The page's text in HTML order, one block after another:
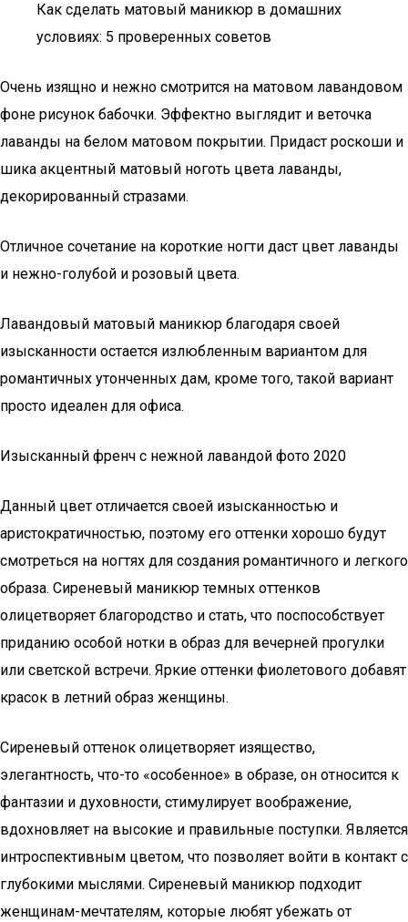
Как сделать матовый маникюр в домашних
условиях: 5 проверенных советов
Очень изящно и нежно смотрится на матовом лавандовом
фоне рисунок бабочки. Эффектно выглядит и веточка
лаванды на белом матовом покрытии. Придаст роскоши и
шика акцентный матовый ноготь цвета лаванды,
декорированный стразами.
Отличное сочетание на короткие ногти даст цвет лаванды
и нежно-голубой и розовый цвета.
Лавандовый матовый маникюр благодаря своей
изысканности остается излюбленным вариантом для
романтичных утонченных дам, кроме того, такой вариант
просто идеален для офиса.
Изысканный френч с нежной лавандой фото 2020
Данный цвет отличается своей изысканностью и
аристократичностью, поэтому его оттенки хорошо будут
смотреться на ногтях для создания романтичного и легкого
образа. Сиреневый маникюр темных оттенков
олицетворяет благородство и стать, что поспособствует
приданию особой нотки в образ для вечерней прогулки
или светской встречи. Яркие оттенки фиолетового добавят
красок в летний образ женщины.
Сиреневый оттенок олицетворяет изящество,
элегантность, что-то «особенное» в образе, он относится к
фантазии и духовности, стимулирует воображение,
вдохновляет на высокие и правильные поступки. Является
интроспективным цветом, что позволяет войти в контакт с
глубокими мыслями. Сиреневый маникюр подходит
женщинам-мечтателям, которые любят убежать от